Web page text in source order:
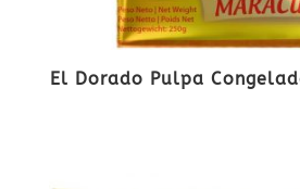
El Dorado Pulpa